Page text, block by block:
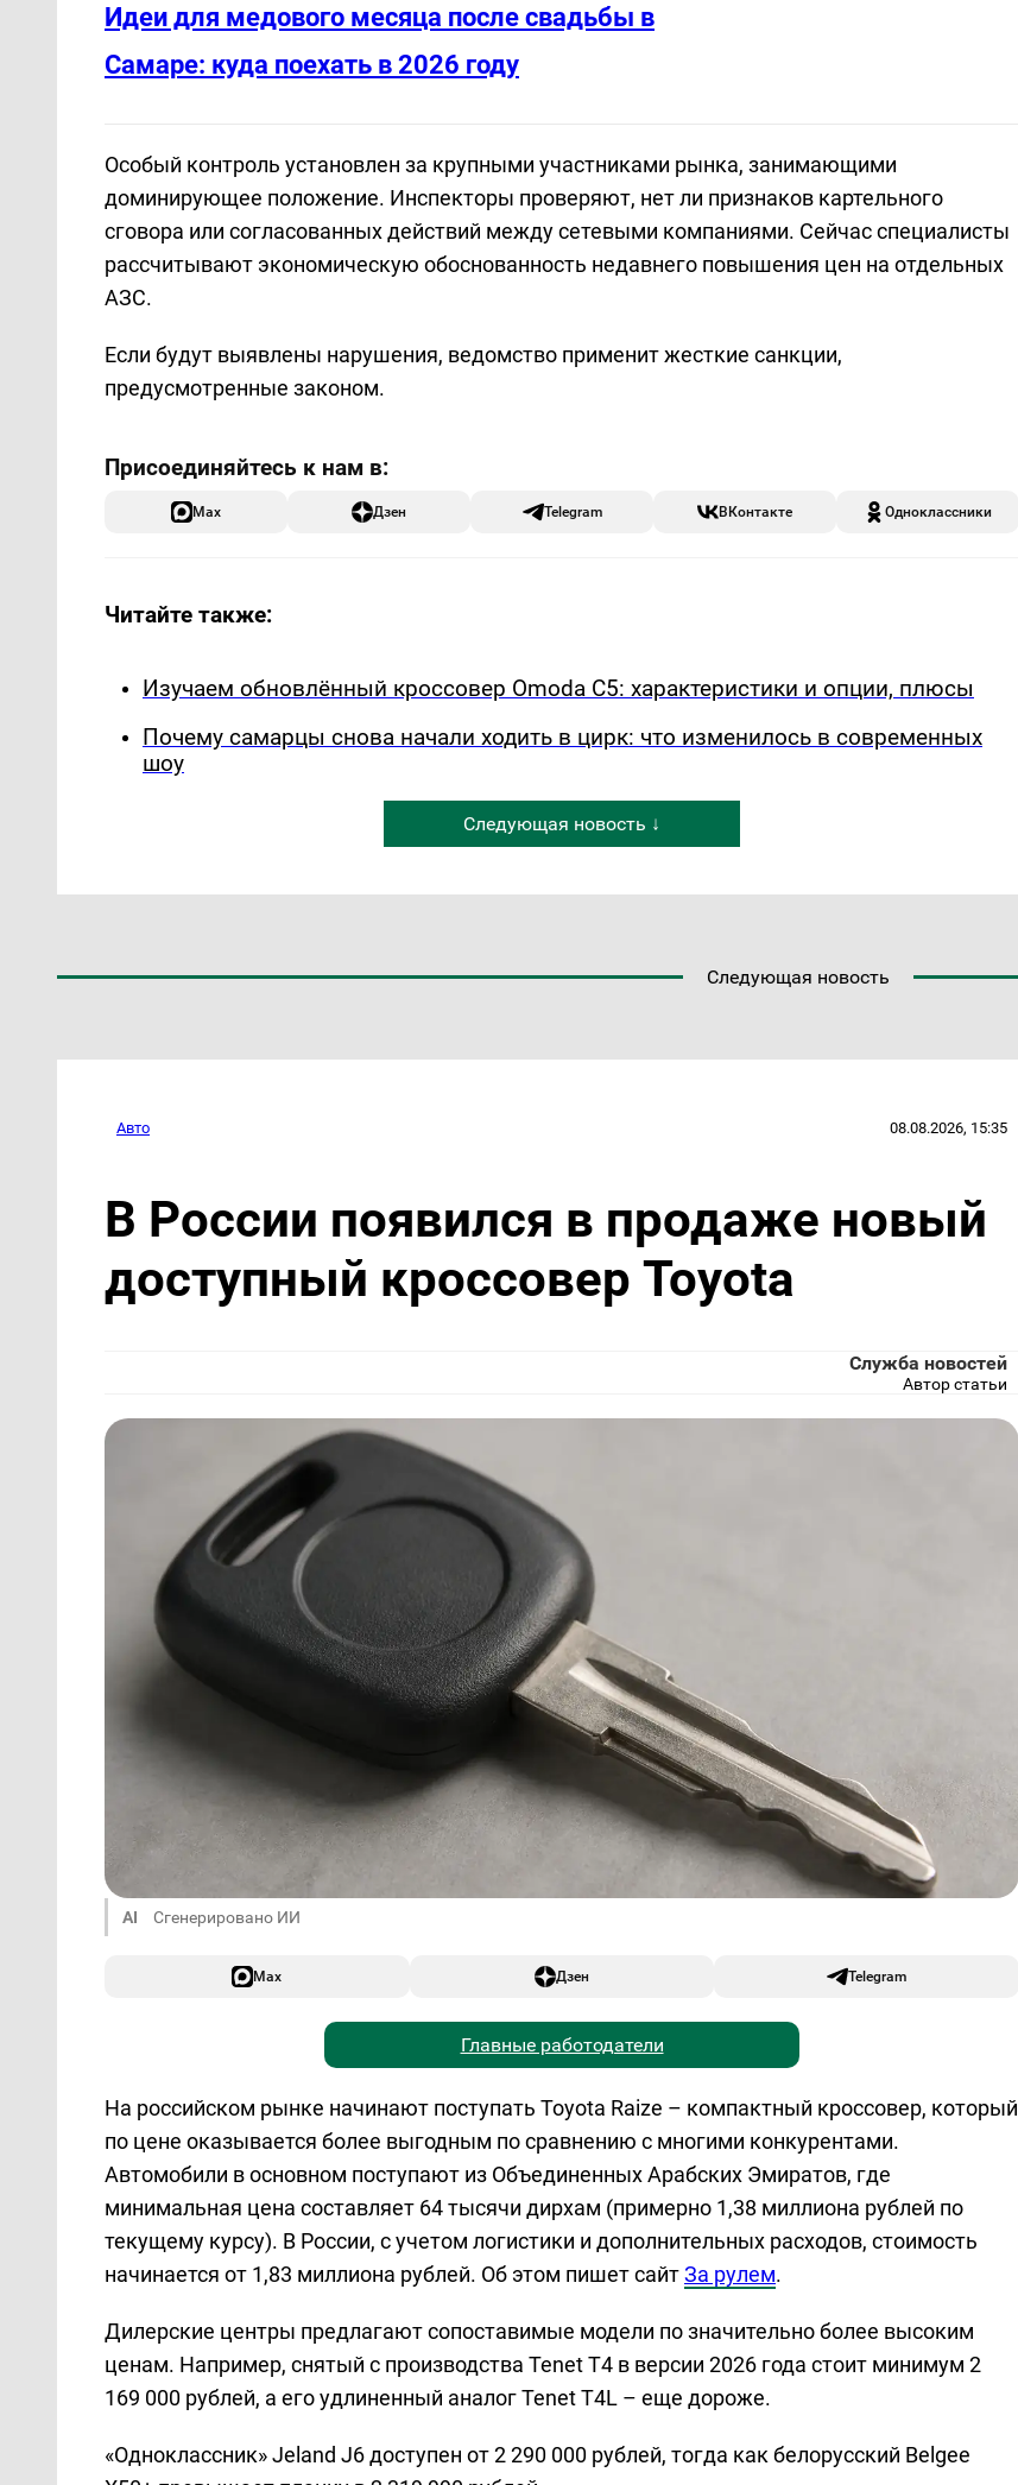
Идеи для медового месяца после свадьбы в
Самаре: куда поехать в 2026 году
Особый контроль установлен за крупными участниками рынка, занимающими
доминирующее положение. Инспекторы проверяют, нет ли признаков картельного
сговора или согласованных действий между сетевыми компаниями. Сейчас специалисты
рассчитывают экономическую обоснованность недавнего повышения цен на отдельных
АЗС.
Если будут выявлены нарушения, ведомство применит жесткие санкции,
предусмотренные законом.
Max Дзен Telegram ВКонтакте Одноклассники
Читайте также:
Изучаем обновлённый кроссовер Omoda C5: характеристики и опции, плюсы
Почему самарцы снова начали ходить в цирк: что изменилось в современных
шоу
Следующая новость ↓
Следующая новость
Авто 08.08.2026, 15:35
В России появился в продаже новый
доступный кроссовер Toyota
Служба новостей
Автор статьи
AI Сгенерировано ИИ
Max Дзен Telegram
Главные работодатели
На российском рынке начинают поступать Toyota Raize – компактный кроссовер, который
по цене оказывается более выгодным по сравнению с многими конкурентами.
Автомобили в основном поступают из Объединенных Арабских Эмиратов, где
минимальная цена составляет 64 тысячи дирхам (примерно 1,38 миллиона рублей по
текущему курсу). В России, с учетом логистики и дополнительных расходов, стоимость
начинается от 1,83 миллиона рублей. Об этом пишет сайтЗа рулем.
Дилерские центры предлагают сопоставимые модели по значительно более высоким
ценам. Например, снятый с производства Tenet T4 в версии 2026 года стоит минимум 2
169 000 рублей, а его удлиненный аналог Tenet T4L – еще дороже.
«Одноклассник» Jeland J6 доступен от 2 290 000 рублей, тогда как белорусский Belgee